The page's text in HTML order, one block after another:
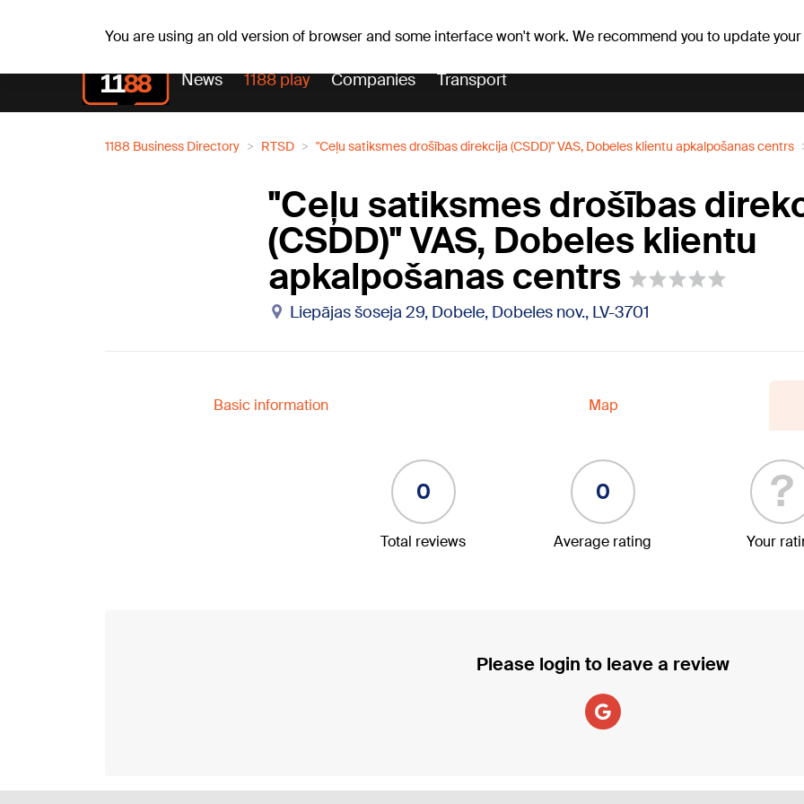
You are using an old version of browser and some interface won't work. We recommend you to update
News 1188 play Companies Transport
1188 Business Directory RTSD "Ceļu satiksmes drošības direkcija (CSDD)" VAS, Dobeles klientu apkalpošanas centrs
"Ceļu satiksmes drošības
(CSDD)" VAS, Dobeles klientu
apkalpošanas centrs
Liepājas šoseja 29, Dobele, Dobeles nov., LV-3701
Basic information Map
0
Total reviews
0
Average rating
?
Your
Please login to leave a review